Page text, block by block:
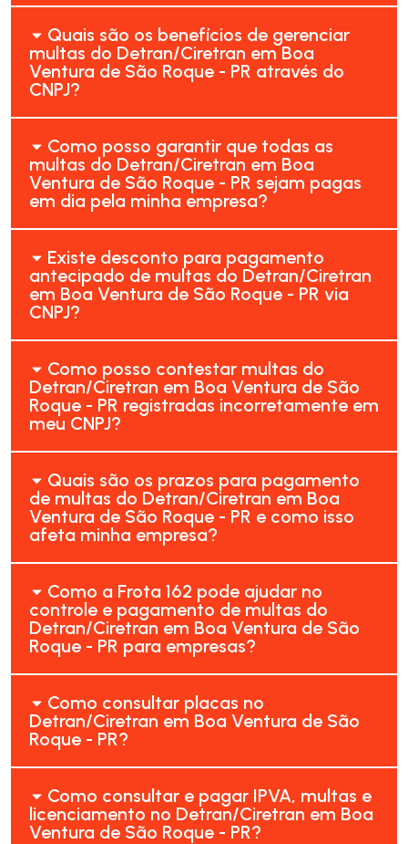
Quais são os benefícios de gerenciar
multas do Detran/Ciretran em Boa
Ventura de São Roque - PR através do
CNPJ?
Como posso garantir que todas as
multas do Detran/Ciretran em Boa
Ventura de São Roque - PR sejam pagas
em dia pela minha empresa?
Existe desconto para pagamento
antecipado de multas do Detran/Ciretran
em Boa Ventura de São Roque - PR via
CNPJ?
Como posso contestar multas do
Detran/Ciretran em Boa Ventura de São
Roque - PR registradas incorretamente em
meu CNPJ?
Quais são os prazos para pagamento
de multas do Detran/Ciretran em Boa
Ventura de São Roque - PR e como isso
afeta minha empresa?
Como a Frota 162 pode ajudar no
controle e pagamento de multas do
Detran/Ciretran em Boa Ventura de São
Roque - PR para empresas?
Como consultar placas no
Detran/Ciretran em Boa Ventura de São
Roque - PR?
Como consultar e pagar IPVA, multas e
licenciamento no Detran/Ciretran em Boa
Ventura de São Roque - PR?